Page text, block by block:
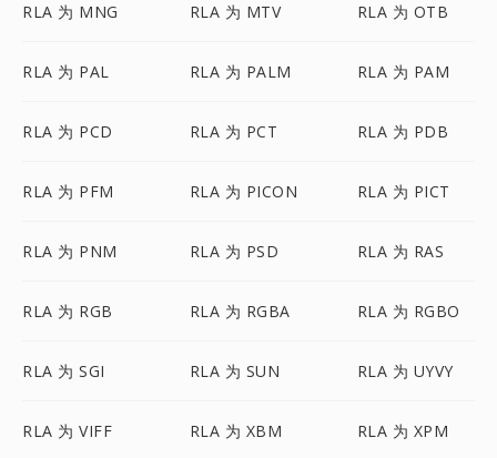
RLA 为 MNG RLA 为 MTV RLA 为 OTB
RLA 为 PAL RLA 为 PALM RLA 为 PAM
RLA 为 PCD RLA 为 PCT RLA 为 PDB
RLA 为 PFM RLA 为 PICON RLA 为 PICT
RLA 为 PNM RLA 为 PSD RLA 为 RAS
RLA 为 RGB RLA 为 RGBA RLA 为 RGBO
RLA 为 SGI RLA 为 SUN RLA 为 UYVY
RLA 为 VIFF RLA 为 XBM RLA 为 XPM